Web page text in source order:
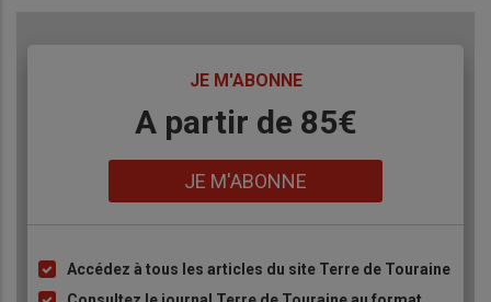
JE M'ABONNE
A partir de 85€
JE M'ABONNE
Liste
à
Accédez à tous les articles du site Terre de Touraine